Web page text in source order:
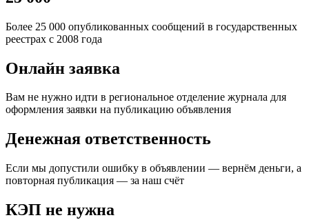
Более 25 000 опубликованных сообщений в государственных
реестрах с 2008 года
Онлайн заявка
Вам не нужно идти в региональное отделение журнала для
оформления заявки на публикацию объявления
Денежная ответственность
Если мы допустили ошибку в объявлении — вернём деньги, а
повторная публикация — за наш счёт
КЭП не нужна